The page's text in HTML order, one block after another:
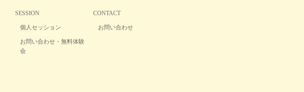
SESSION
個人セッション
お問い合わせ・無料体験
会
CONTACT
お問い合わせ